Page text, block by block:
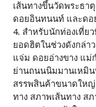
เส้นทางขึ้นวัดพระธา
ดอยอินทนนท์ และดอ
4. สําหรับนักท่องเที่ย
ยอดฮิตในช่วงดังกล่
แจ่ม ดอยอ่างขาง แม่
ย่านถนนนิมมานเหมิ
สรรพสินค้าขนาดให
ทาง สภาพเส้นทาง ส